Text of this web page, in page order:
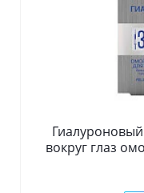
вокруг глаз